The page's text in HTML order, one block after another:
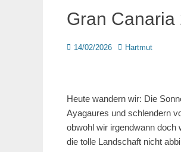
Gran Canaria
Posted
14/02/2026 AutorHartmut
Heute wandern wir: Die
Ayagaures und schlendern
obwohl wir irgendwann
die tolle Landschaft nicht